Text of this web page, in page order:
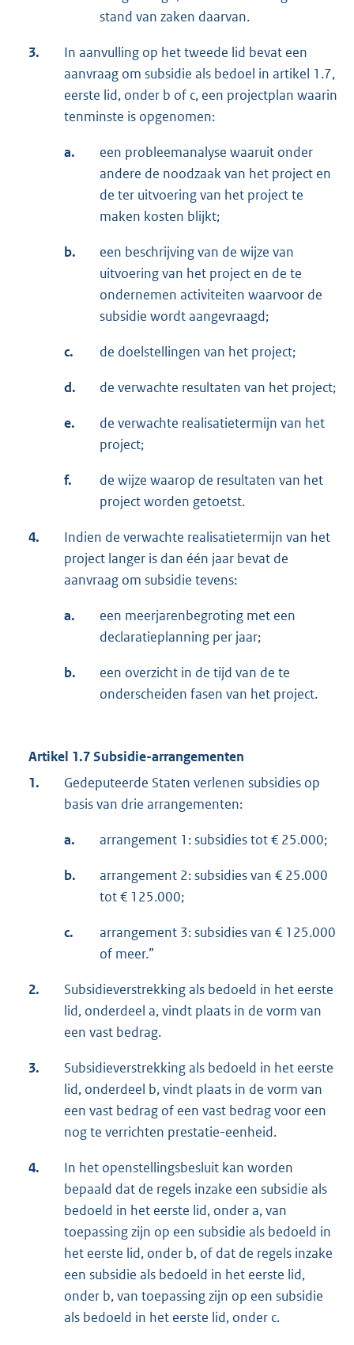
stand van zaken daarvan.
3.
In aanvulling op het tweede lid bevat een
aanvraag om subsidie als bedoel in artikel 1.7,
eerste lid, onder b of c, een projectplan waarin
tenminste is opgenomen:
a.
een probleemanalyse waaruit onder
andere de noodzaak van het project en
de ter uitvoering van het project te
maken kosten blijkt;
b.
een beschrijving van de wijze van
uitvoering van het project en de te
ondernemen activiteiten waarvoor de
subsidie wordt aangevraagd;
c. de doelstellingen van het project;
d. de verwachte resultaten van het project;
e.
de verwachte realisatietermijn van het
project;
f.
de wijze waarop de resultaten van het
project worden getoetst.
4.
Indien de verwachte realisatietermijn van het
project langer is dan één jaar bevat de
aanvraag om subsidie tevens:
a.
een meerjarenbegroting met een
declaratieplanning per jaar;
b.
een overzicht in de tijd van de te
onderscheiden fasen van het project.
Artikel 1.7 Subsidie-arrangementen
1.
Gedeputeerde Staten verlenen subsidies op
basis van drie arrangementen:
a. arrangement 1: subsidies tot € 25.000;
b.
arrangement 2: subsidies van € 25.000
tot € 125.000;
c.
arrangement 3: subsidies van € 125.000
of meer.”
2.
Subsidieverstrekking als bedoeld in het eerste
lid, onderdeel a, vindt plaats in de vorm van
een vast bedrag.
3.
Subsidieverstrekking als bedoeld in het eerste
lid, onderdeel b, vindt plaats in de vorm van
een vast bedrag of een vast bedrag voor een
nog te verrichten prestatie-eenheid.
4.
In het openstellingsbesluit kan worden
bepaald dat de regels inzake een subsidie als
bedoeld in het eerste lid, onder a, van
toepassing zijn op een subsidie als bedoeld in
het eerste lid, onder b, of dat de regels inzake
een subsidie als bedoeld in het eerste lid,
onder b, van toepassing zijn op een subsidie
als bedoeld in het eerste lid, onder c.